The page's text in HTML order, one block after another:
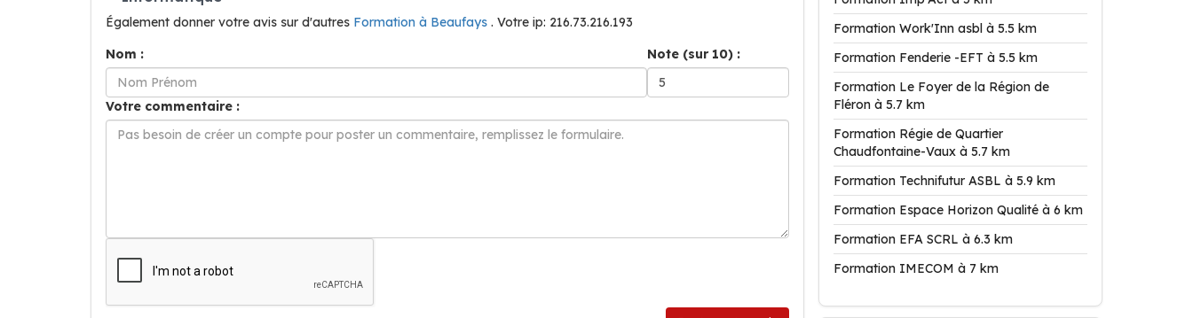
Également donner votre avis sur d'autres Formation à Beaufays . Votre ip: 216.73.216.193
Nom :
Note (sur 10) :
Votre commentaire :
Formation Work'Inn asbl à 5.5 km
Formation Fenderie -EFT à 5.5 km
Formation Le Foyer de la Région de
Fléron à 5.7 km
Formation Régie de Quartier
Chaudfontaine-Vaux à 5.7 km
Formation Technifutur ASBL à 5.9 km
Formation Espace Horizon Qualité à 6 km
Formation EFA SCRL à 6.3 km
Formation IMECOM à 7 km